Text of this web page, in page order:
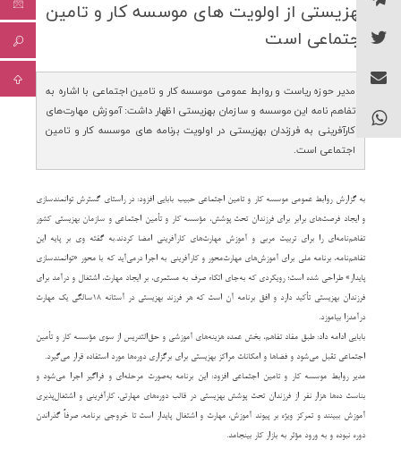
بهزیستی از اولویت های موسسه كار و تامین
اجتماعی است
مدیر حوزه ریاست و روابط عمومی موسسه کار و تامین اجتماعی با اشاره به
تفاهم نامه این موسسه و سازمان بهزیستی اظهار داشت: آموزش مهارت‌های
کارآفرینی به فرزندان بهزیستی در اولویت برنامه های موسسه کار و تامین
اجتماعی است.
به گزارش روابط عمومی موسسه کار و تامین اجتماعی حبیب بابایی افزود: در راستای گسترش توانمندسازی
و ایجاد فرصت‌های برابر برای فرزندان تحت پوشش، مؤسسه کار و تأمین اجتماعی و سازمان بهزیستی کشور
تفاهم‌نامه‌ای را برای تربیت مربی و آموزش مهارت‌های کارآفرینی امضا کردند.به گفته وی بر پایه این
تفاهم‌نامه، برنامه‌ ملی برای آموزش‌های مهارت‌محور و کارآفرینی به اجرا درمی‌آید که با محور «توانمندسازی
پایدار» طراحی شده است؛ رویکردی که به‌جای اتکاء صرف به مستمری، بر ایجاد مهارت، اشتغال و درآمد برای
فرزندان بهزیستی تأکید دارد و افق برنامه آن است که هر فرزند بهزیستی در آستانه ۱۸سالگی یک مهارت
درآمدزا بیاموزد.
بابایی ادامه داد: طبق مفاد تفاهم، بخش عمده هزینه‌های آموزشی و حق‌التدریس از سوی مؤسسه کار و تأمین
اجتماعی تقبل می‌شود و فضاها و امکانات مراکز بهزیستی برای برگزاری دوره‌ها مورد استفاده قرار می‌گیرد.
مدیر روابط موسسه کار و تامین اجتماعی افزود: این برنامه به‌صورت مرحله‌ای و فراگیر اجرا می‌شود و
بناست ده‌ها هزار نفر از فرزندان تحت پوشش بهزیستی در قالب دوره‌های مهارتی، کارآفرینی و اشتغال‌پذیری
آموزش ببینند و تمرکز ویژه بر پیوند آموزش، مهارت و اشتغال پایدار است تا خروجی برنامه، صرفاً گذراندن
دوره نبوده و به ورود مؤثر به بازار کار بینجامد.